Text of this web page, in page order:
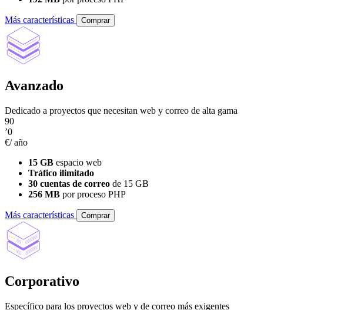
Más características Comprar
Avanzado
Dedicado a proyectos que necesitan web y correo de alta gama
90
’0
€/ año
15 GB espacio web
Tráfico ilimitado
30 cuentas de correo de 15 GB
256 MB por proceso PHP
Más características Comprar
Corporativo
Específico para los proyectos web y de correo más exigentes